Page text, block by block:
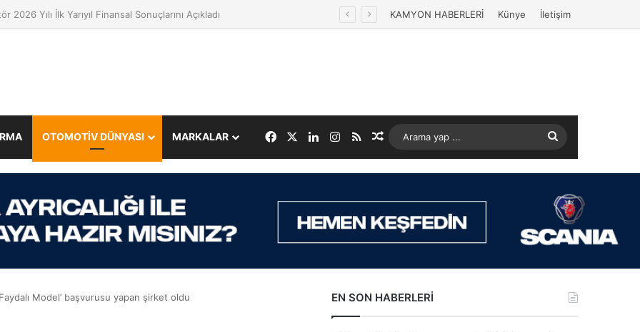
Transportation 2026’da Yeniliklerini Sergileyecek KAMYON HABERLERİ Künye İletişim
OTOMOTİV DÜNYASI MARKALAR FacebookLinkedInInstagram
RSSRastgele Makale
Arama
yap
Model’ başvurusu yapan şirket oldu EN SON HABERLERİ